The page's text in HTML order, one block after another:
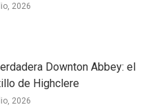
2026
Downton Abbey: el
de Highclere
2026